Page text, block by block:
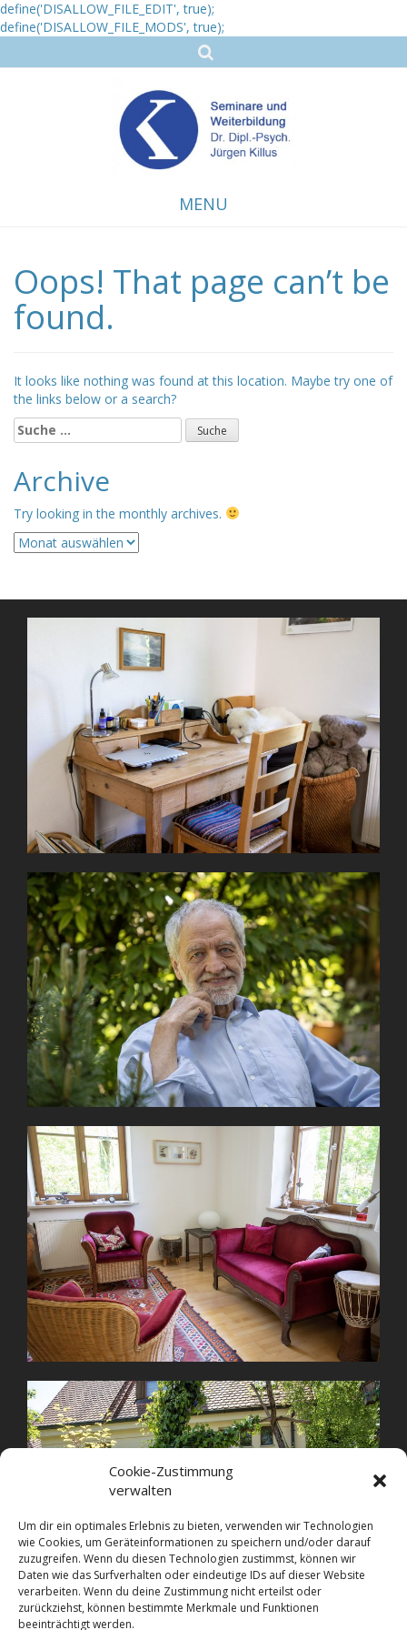
Cookie-Zustimmung
verwalten
Um dir ein optimales Erlebnis zu bieten, verwenden wir Technologien
wie Cookies, um Geräteinformationen zu speichern und/oder darauf
zuzugreifen. Wenn du diesen Technologien zustimmst, können wir
Daten wie das Surfverhalten oder eindeutige IDs auf dieser Website
verarbeiten. Wenn du deine Zustimmung nicht erteilst oder
zurückziehst, können bestimmte Merkmale und Funktionen
beeinträchtigt werden.
define('DISALLOW_FILE_EDIT', true);
define('DISALLOW_FILE_MODS', true);
MENU
to
content
Oops! That page can’t be
found.
It looks like nothing was found at this location. Maybe try one of
the links below or a search?
Suche
nach:
Archive
Try looking in the monthly archives.
Archive